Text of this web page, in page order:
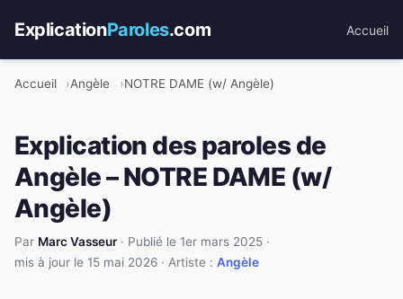
ExplicationParoles.com Accueil
Accueil Angèle NOTRE DAME (w/ Angèle)
Explication des paroles de
Angèle – NOTRE DAME (w/
Angèle)
Par Marc Vasseur· Publié le 1er mars 2025 ·
mis à jour le 15 mai 2026 · Artiste : Angèle